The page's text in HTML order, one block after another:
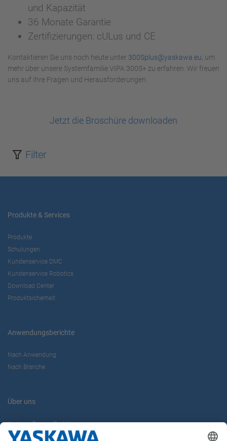
und Kapazität
36 Monate Garantie
Zertifizierungen: cULus und CE
Kontaktieren Sie uns noch heute unter 300Splus@yaskawa.eu , um
mehr über unsere Systemfamilie VIPA 300S+ zu erfahren. Wir freuen
uns auf Ihre Fragen und Herausforderungen.
Jetzt die Broschüre downloaden
Filter
Produkte & Services
Produkte
Schulungen
Kundenservice DMC
Kundenservice Robotics
Download Center
Produktsicherheit
Anwendungsberichte
Nach Anwendung
Nach Branche
Über uns
Yaskawa Europe GmbH
Karriere